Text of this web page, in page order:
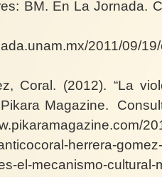
BM. En La Jornada.
2011/09/
Coral. (2012). “La
Pikara Magazine.
herrera-
el-mecanismo-